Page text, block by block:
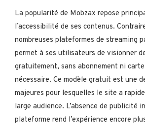
La popularité de Mobzax repose
l’accessibilité de ses contenus.
nombreuses plateformes de streaming
permet à ses utilisateurs de visionner
gratuitement, sans abonnement ni
nécessaire. Ce modèle gratuit est une
majeures pour lesquelles le site a
large audience. L’absence de publicité
plateforme rend l’expérience encore